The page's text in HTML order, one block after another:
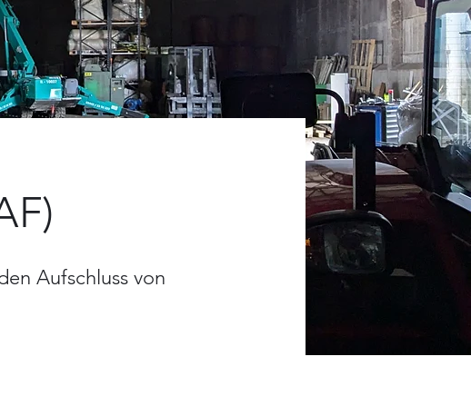
Aufschluss von